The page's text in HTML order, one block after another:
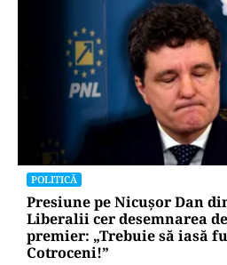
POLITICĂ
Presiune pe Nicușor Dan
Liberalii cer desemnarea
premier: „Trebuie să iasă
Cotroceni!”